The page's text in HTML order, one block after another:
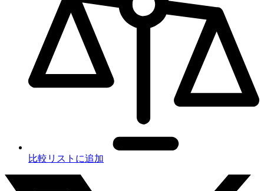
比較リストに追加